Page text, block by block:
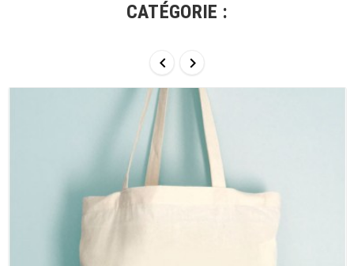
CATÉGORIE :
 